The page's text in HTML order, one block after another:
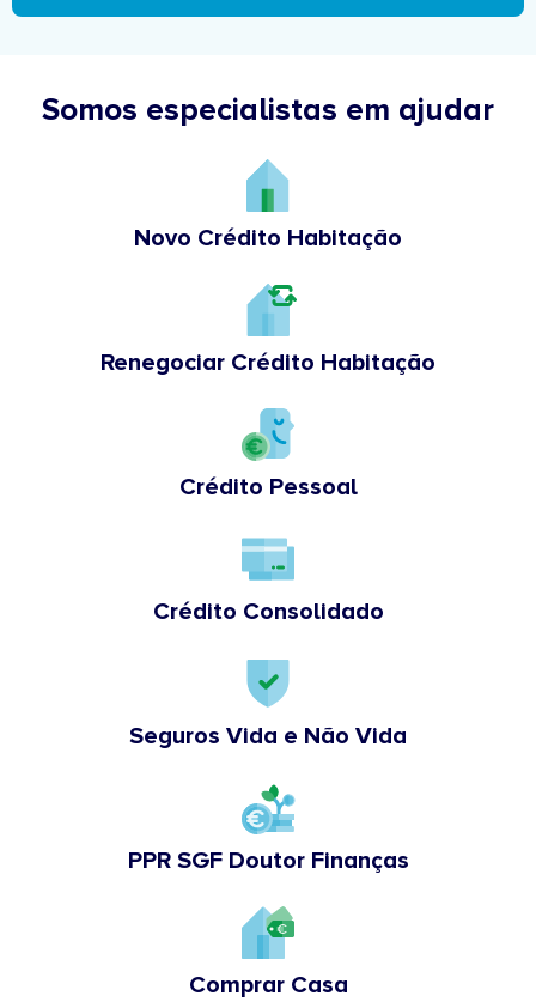
Somos especialistas em ajudar
Novo Crédito Habitação
Renegociar Crédito Habitação
Crédito Pessoal
Crédito Consolidado
Seguros Vida e Não Vida
PPR SGF Doutor Finanças
Comprar Casa